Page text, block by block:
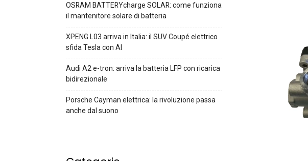
OSRAM BATTERYcharge SOLAR: come funziona
il mantenitore solare di batteria
XPENG L03 arriva in Italia: il SUV Coupé elettrico
sfida Tesla con AI
Audi A2 e-tron: arriva la batteria LFP con ricarica
bidirezionale
Porsche Cayman elettrica: la rivoluzione passa
anche dal suono